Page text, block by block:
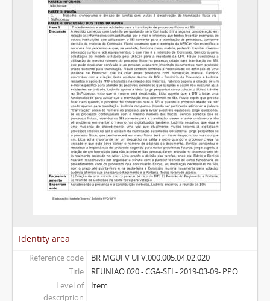
Identity area
Reference code
BR MGUFV UFV.000.005.04.02.020
Title
REUNIAO 020 - CGA-SEI - 2019-03-09- PPO
Level of
description
Item